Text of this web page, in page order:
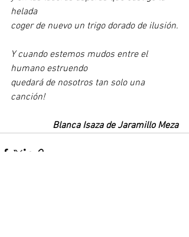
helada
coger de nuevo un trigo dorado de ilusión.
Y cuando estemos mudos entre el
humano estruendo
quedará de nosotros tan solo una
canción!
Blanca Isaza de Jaramillo Meza